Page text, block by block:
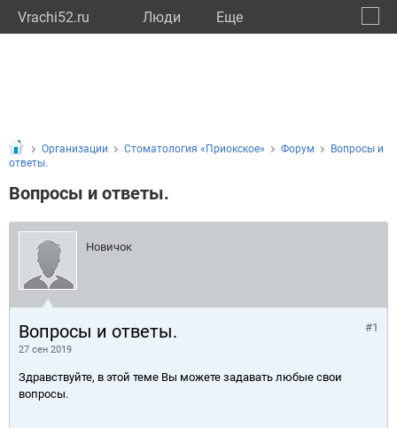
Vrachi52.ru Люди Eще
Организации Стоматология «Приокское» Форум
Вопросы и
ответы.
Вопросы и ответы.
Новичок
Вопросы и ответы.
27 сен 2019
#1
Здравствуйте, в этой теме Вы можете задавать любые свои
вопросы.